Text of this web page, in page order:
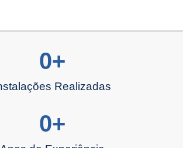
Realizadas
0+
0+